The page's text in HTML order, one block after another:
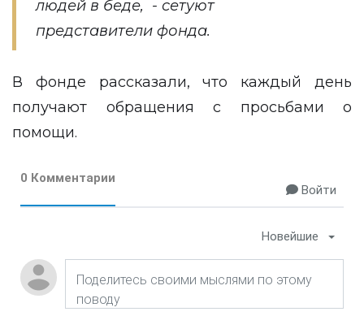
людей в беде, - сетуют
представители фонда.
В фонде рассказали, что каждый день
получают обращения с просьбами о
помощи.
0 Комментарии
Войти
Новейшие